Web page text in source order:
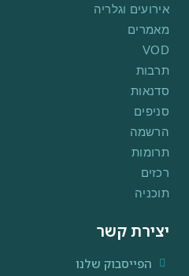
אירועים וגלריה
מאמרים
VOD
תרבות
סדנאות
סניפים
הרשמה
תרומות
רכזים
תוכניה
יצירת קשר
הפייסבוק שלנו